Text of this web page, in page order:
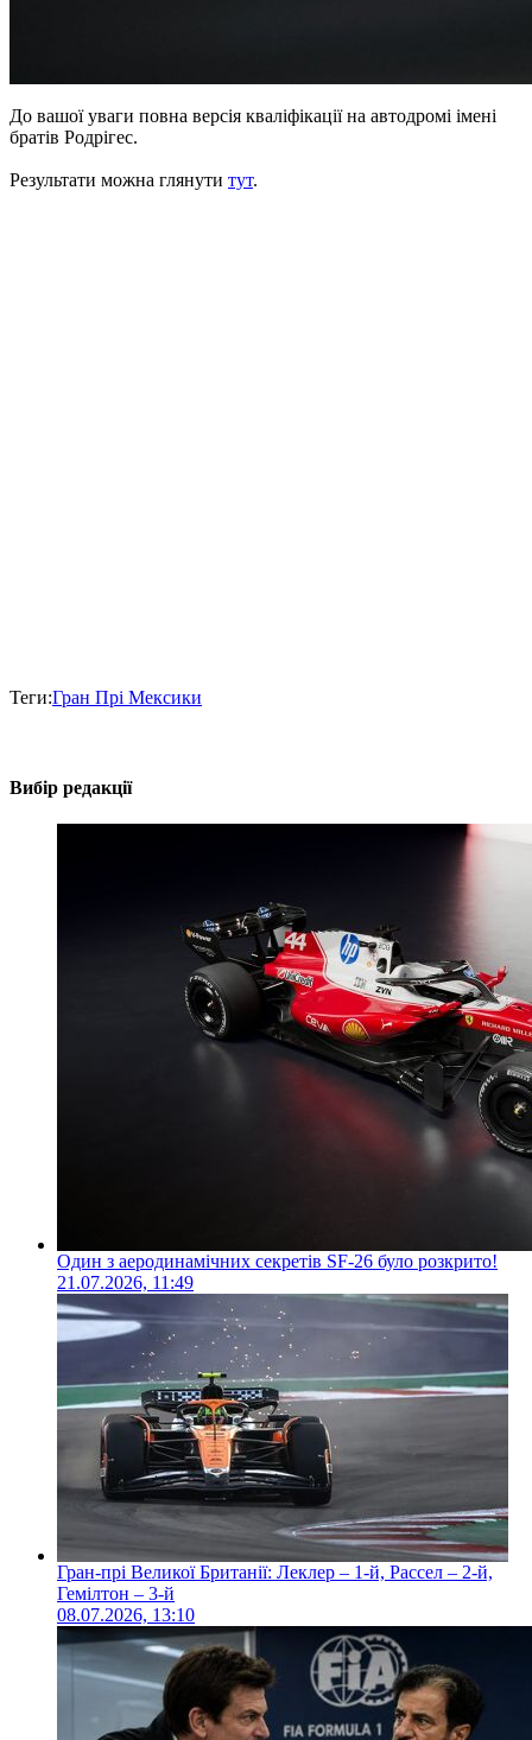
До вашої уваги повна версія кваліфікації на автодромі імені
братів Родрігес.
Результати можна глянути тут.
Теги:Гран Прі Мексики
Вибір редакції
Один з аеродинамічних секретів SF-26 було розкрито!
21.07.2026, 11:49
Гран-прі Великої Британії: Леклер – 1-й, Рассел – 2-й,
Гемілтон – 3-й
08.07.2026, 13:10